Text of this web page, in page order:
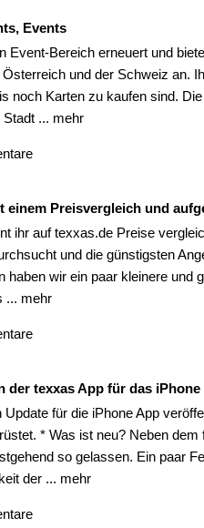
Events
Event-Bereich erneuert und
und der Schweiz an.
noch Karten zu kaufen sind.
... mehr
einem Preisvergleich und
ihr auf texxas.de Preise
und die günstigsten
haben wir ein paar kleinere und
... mehr
der texxas App für das iPhone
Update für die iPhone App
* Was ist neu? Neben
so gelassen. Ein paar
der ... mehr